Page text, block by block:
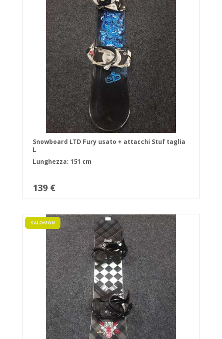
Snowboard LTD Fury usato + attacchi Stuf taglia
L
Lunghezza: 151 cm
139 €
SALOMON